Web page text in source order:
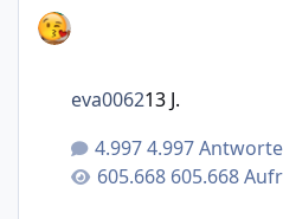
4.997
605.668
eva006213 J.